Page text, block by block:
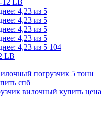
104
LB
погрузчик 5 тонн
спб
вилочный купить цена